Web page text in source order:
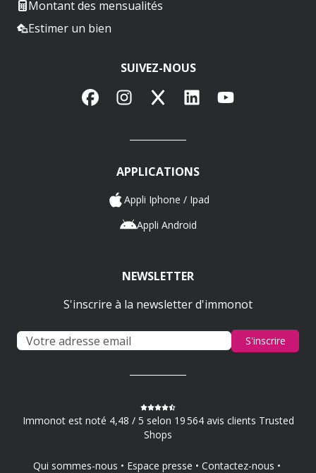
Montant des mensualités
Estimer un bien
SUIVEZ-NOUS
FacebookInstagram
X LinkedInYouTube
APPLICATIONS
Appli Iphone / Ipad
Appli Android
NEWSLETTER
S'inscrire à la newsletter d'immonot
S'inscrire
Immonot est noté 4,48 / 5 selon 19 564 avis clients Trusted
Shops
Qui sommes-nous Espace presse Contactez-nous